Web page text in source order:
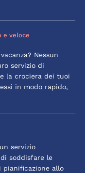
e veloce
Nessun
servizio di
la crociera dei tuoi
in modo rapido,
servizio
soddisfare le
pianificazione allo